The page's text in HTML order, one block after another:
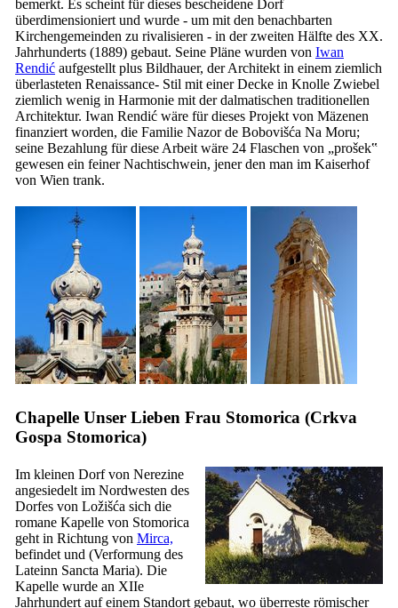
bemerkt. Es scheint für dieses bescheidene Dorf
überdimensioniert und wurde - um mit den benachbarten
Kirchengemeinden zu rivalisieren - in der zweiten Hälfte des XX.
Jahrhunderts (1889) gebaut. Seine Pläne wurden von Iwan
Rendić aufgestellt plus Bildhauer, der Architekt in einem ziemlich
überlasteten Renaissance- Stil mit einer Decke in Knolle Zwiebel
ziemlich wenig in Harmonie mit der dalmatischen traditionellen
Architektur. Iwan Rendić wäre für dieses Projekt von Mäzenen
finanziert worden, die Familie Nazor de Bobovišća Na Moru;
seine Bezahlung für diese Arbeit wäre 24 Flaschen von „prošek‟
gewesen ein feiner Nachtischwein, jener den man im Kaiserhof
von Wien trank.
Chapelle Unser Lieben Frau Stomorica (Crkva
Gospa Stomorica)
Im kleinen Dorf von Nerezine
angesiedelt im Nordwesten des
Dorfes von Ložišća sich die
romane Kapelle von Stomorica
geht in Richtung von Mirca,
befindet und (Verformung des
Lateinn Sancta Maria). Die
Kapelle wurde an XIIe
Jahrhundert auf einem Standort gebaut, wo überreste römischer